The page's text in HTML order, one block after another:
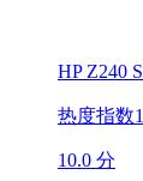
HP Z240
热度指数
10.0 分